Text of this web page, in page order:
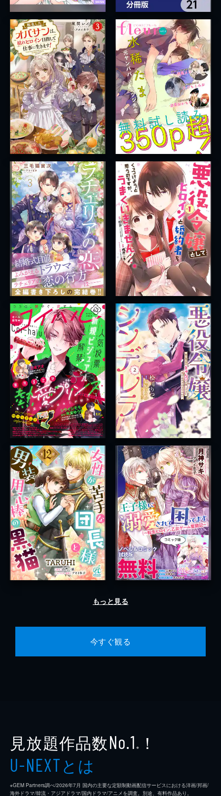
もっと見る
今すぐ観る
見放題作品数No.1 ※ ！
U-NEXTとは
※GEM Partners調べ/2026年7⽉ 国内の主要な定額制動画配信サービスにおける洋画/邦画/
海外ドラマ/韓流・アジアドラマ/国内ドラマ/アニメを調査。別途、有料作品あり。